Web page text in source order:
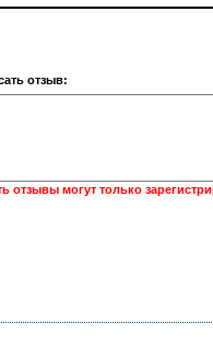
отзыв:
отзывы могут только